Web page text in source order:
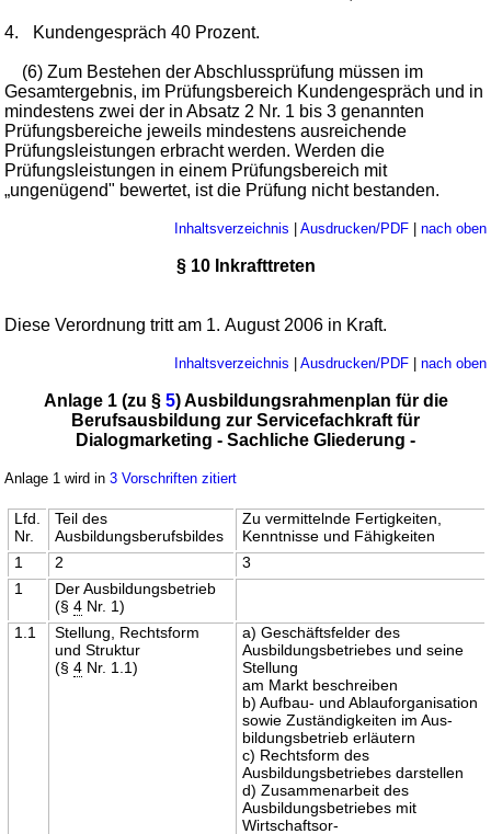
4. Kundengespräch 40 Prozent.
(6) Zum Bestehen der Abschlussprüfung müssen im
Gesamtergebnis, im Prüfungsbereich Kundengespräch und in
mindestens zwei der in Absatz 2 Nr. 1 bis 3 genannten
Prüfungsbereiche jeweils mindestens ausreichende
Prüfungsleistungen erbracht werden. Werden die
Prüfungsleistungen in einem Prüfungsbereich mit
„ungenügend" bewertet, ist die Prüfung nicht bestanden.
Inhaltsverzeichnis | Ausdrucken/PDF| nach oben
§ 10 Inkrafttreten
Diese Verordnung tritt am 1. August 2006 in Kraft.
Inhaltsverzeichnis | Ausdrucken/PDF| nach oben
Anlage 1 (zu § 5) Ausbildungsrahmenplan für die
Berufsausbildung zur Servicefachkraft für
Dialogmarketing - Sachliche Gliederung -
Anlage 1 wird in3 Vorschriften zitiert
Lfd.
Nr.
Teil des
Ausbildungsberufsbildes
Zu vermittelnde Fertigkeiten,
Kenntnisse und Fähigkeiten
1
2
3
1
Der Ausbildungsbetrieb
(§ 4Nr. 1)
1.1
Stellung, Rechtsform
und Struktur
(§ 4Nr. 1.1)
a) Geschäftsfelder des
Ausbildungsbetriebes und seine
Stellung
am Markt beschreiben
b) Aufbau- und Ablauforganisation
sowie Zuständigkeiten im Aus-
bildungsbetrieb erläutern
c) Rechtsform des
Ausbildungsbetriebes darstellen
d) Zusammenarbeit des
Ausbildungsbetriebes mit
Wirtschaftsor-